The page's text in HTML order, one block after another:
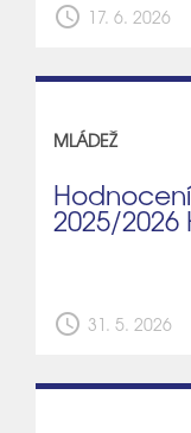
schedule 17. 6. 2026
MLÁDEŽ
2025/2026
schedule 31. 5. 2026